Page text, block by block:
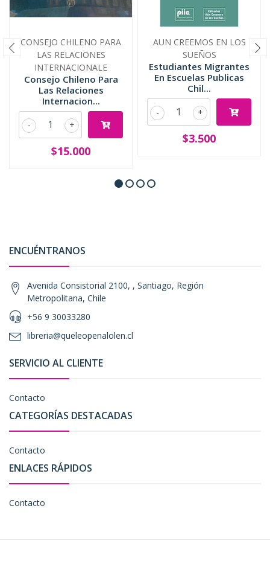
CONSEJO CHILENO PARA
LAS RELACIONES
INTERNACIONALE
Consejo Chileno Para
Las Relaciones
Internacion...
+
-
$15.000
AUN CREEMOS EN LOS
SUEÑOS
Estudiantes Migrantes
En Escuelas Publicas
Chil...
+
-
$3.500
ENCUÉNTRANOS
Avenida Consistorial 2100, , Santiago, Región
Metropolitana, Chile
+56 9 30033280
libreria@queleopenalolen.cl
SERVICIO AL CLIENTE
Contacto
CATEGORÍAS DESTACADAS
Contacto
ENLACES RÁPIDOS
Contacto